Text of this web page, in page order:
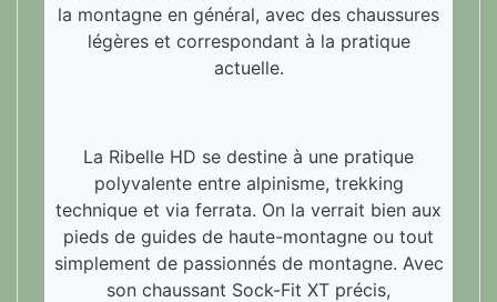
la montagne en général, avec des chaussures
légères et correspondant à la pratique
actuelle.
La Ribelle HD se destine à une pratique
polyvalente entre alpinisme, trekking
technique et via ferrata. On la verrait bien aux
pieds de guides de haute-montagne ou tout
simplement de passionnés de montagne. Avec
son chaussant Sock-Fit XT précis,